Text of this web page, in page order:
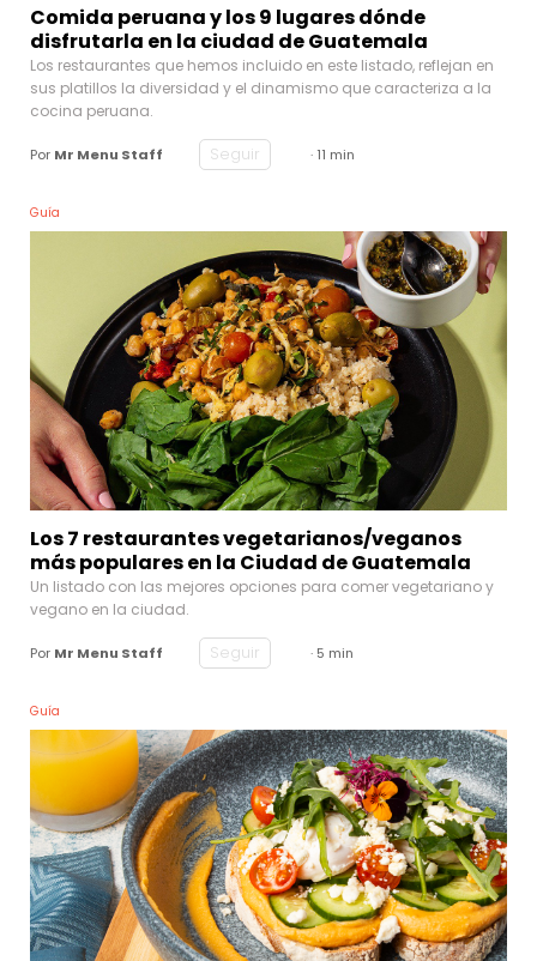
Comida peruana y los 9 lugares dónde
disfrutarla en la ciudad de Guatemala
Los restaurantes que hemos incluido en este listado, reflejan en
sus platillos la diversidad y el dinamismo que caracteriza a la
cocina peruana.
Por Mr Menu Staff Seguir · 11 min
Guía
Los 7 restaurantes vegetarianos/veganos
más populares en la Ciudad de Guatemala
Un listado con las mejores opciones para comer vegetariano y
vegano en la ciudad.
Por Mr Menu Staff Seguir · 5 min
Guía